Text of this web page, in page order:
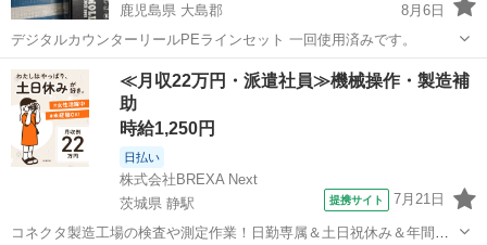
鹿児島県 大島郡
8月6日
デジタルカウンターリールPEラインセット 一回使用済みです。
鹿児島 大島郡 カーナビ、テレビ
≪月収22万円・派遣社員≫機械操作・製造補
助
時給1,250円
日払い
株式会社BREXA Next
茨城県 静駅
提携サイト 7月21日
コネクタ製造工場の検査や測定作業！日勤専属＆土日祝休み＆年間休